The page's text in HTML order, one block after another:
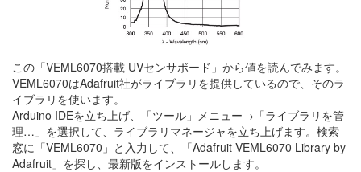
この「VEML6070搭載 UVセンサボード」から値を読んでみます。
VEML6070はAdafruit社がライブラリを提供しているので、そのラ
イブラリを使います。
Arduino IDEを立ち上げ、「ツール」メニュー→「ライブラリを管
理…」を選択して、ライブラリマネージャを立ち上げます。検索
窓に「VEML6070」と入力して、「Adafruit VEML6070 Library by
Adafruit」を探し、最新版をインストールします。